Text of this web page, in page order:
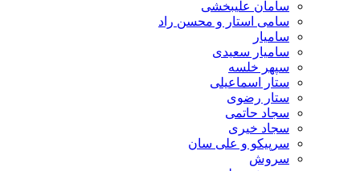
سامان علیبخشی
سامی استار و محسن راد
سامیار
سامیار سعیدی
سپهر خلسه
ستار اسماعیلی
ستار رضوی
سجاد حاتمی
سجاد خیری
سرپیکو و علی سان
سروش